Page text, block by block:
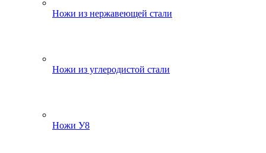
Ножи из нержавеющей стали
Ножи из углеродистой стали
Ножи У8